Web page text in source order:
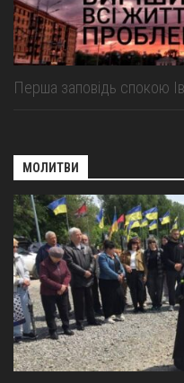
Перша заповідь спокою
МОЛИТВИ